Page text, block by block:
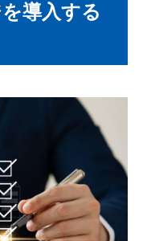
導入する